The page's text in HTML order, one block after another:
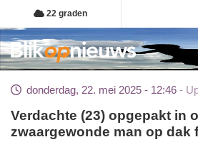
Overslaan
en
naar
de
gaan
22 graden
donderdag, 22. mei 2025 - 12:46
Verdachte (23) opgepakt in onderzoek
zwaargewonde man op dak